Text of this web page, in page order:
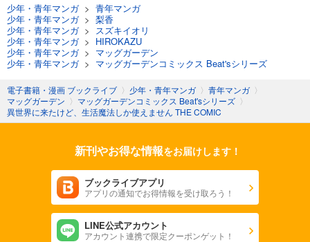
少年・青年マンガ> 青年マンガ
少年・青年マンガ> 梨香
少年・青年マンガ>
スズキイオリ
少年・青年マンガ> HIROKAZU
少年・青年マンガ> マッグガーデン
少年・青年マンガ> マッグガーデンコミックス Beat'sシリーズ
電子書籍・漫画 ブックライブ 〉 少年・青年マンガ 〉 青年マンガ 〉
マッグガーデン 〉 マッグガーデンコミックス Beat'sシリーズ 〉
異世界に来たけど、生活魔法しか使えません THE COMIC
新刊やお得な情報をお届けします！
ブックライブアプリ
アプリの通知でお得情報を受け取ろう！
LINE公式アカウント
アカウント連携で限定クーポンゲット！